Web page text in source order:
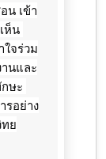
น เข้า
ห็น
ใจร่วม
นและ
ษะ
รอย่าง
ย